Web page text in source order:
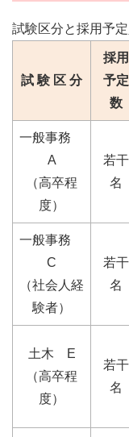
試験区分と採用予
試 験 区 分
採用
予定
数
一般事務
A
（高卒程
度）
若干
名
一般事務
C
（社会人経
験者）
若干
名
土木 E
（高卒程
度）
若干
名